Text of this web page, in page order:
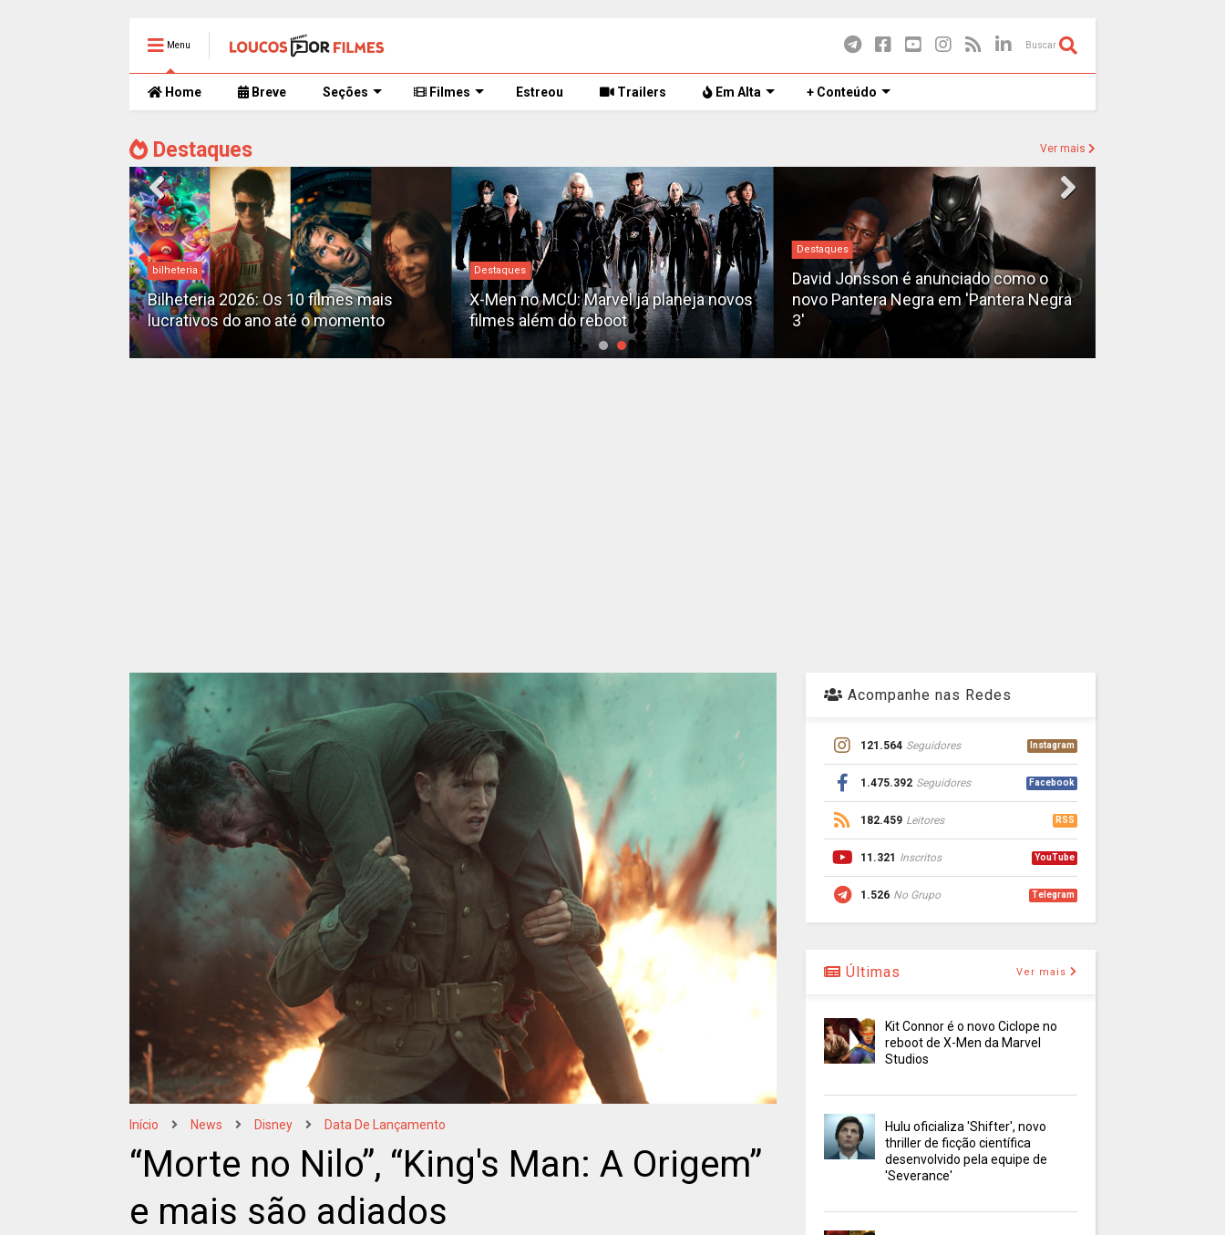
Menu Buscar
Home Breve Seções Filmes Estreou Trailers Em Alta + Conteúdo
Destaques Ver mais
bilheteria
Bilheteria 2026: Os 10 filmes mais
lucrativos do ano até o momento
Destaques
X-Men no MCU: Marvel já planeja novos
filmes além do reboot
Destaques
David Jonsson é anunciado como o
novo Pantera Negra em 'Pantera Negra
3'
Início News Disney Data De Lançamento
“Morte no Nilo”, “King's Man: A Origem”
e mais são adiados
Acompanhe nas Redes
121.564 Seguidores Instagram
1.475.392 Seguidores Facebook
182.459 Leitores RSS
11.321 Inscritos YouTube
1.526 No Grupo Telegram
Últimas Ver mais
Kit Connor é o novo Ciclope no
reboot de X-Men da Marvel
Studios
Hulu oficializa 'Shifter', novo
thriller de ficção científica
desenvolvido pela equipe de
'Severance'